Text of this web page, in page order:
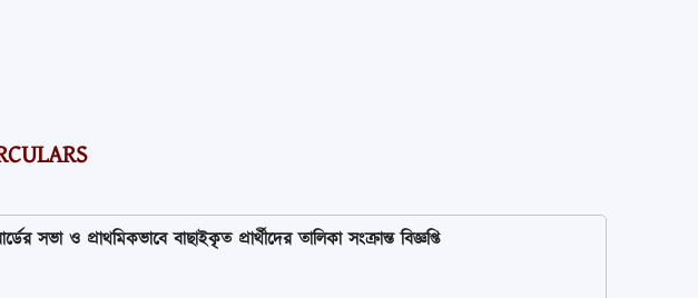
সভা ও প্রাথমিকভাবে বাছাইকৃত প্রার্থীদের তালিকা সংক্রান্ত বিজ্ঞপ্তি